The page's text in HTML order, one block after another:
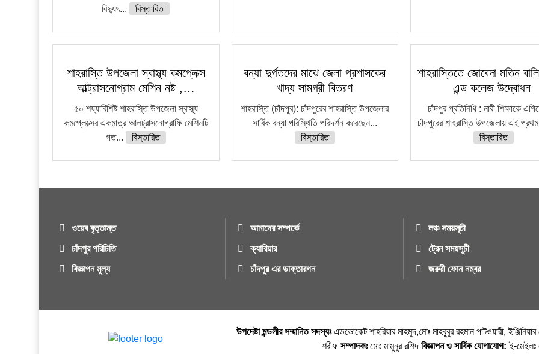
বিদ্যুৎ...
বিস্তারিত
শাহরাস্তি উপজেলা স্বাস্থ্য কমপ্লেক্স
আল্ট্রাসনোগ্রাম মেশিন নষ্ট ,…
৫০ শয্যাবিশিষ্ট শাহরাস্তি উপজেলা স্বাস্থ্য
কমপ্লেক্সের একমাত্র আলট্রাসনোগ্রাফি মেশিনটি
গত...
বিস্তারিত
বন্যা দুর্গতদের মাঝে জেলা প্রশাসকের
খাদ্য সামগ্রী বিতরণ
শাহরাস্তি (চাঁদপুর): চাঁদপুরের শাহরাস্তি উপজেলার
সার্বিক বন্যা পরিস্থিতি পরিদর্শন করেছেন...
বিস্তারিত
শাহরাস্তিতে জোবেদা মতিন
এন্ড কলেজ উদ্বোধন
চাঁদপুর প্রতিনিধি : নারী শিক্ষাকে
চাঁদপুরের শাহরাস্তি উপজেলায় এই
বিস্তারিত
ওয়েব বৃত্তান্ত
চাঁদপুর পরিচিতি
বিজ্ঞাপন মুল্য
আমাদের সম্পর্কে
ক্যারিয়ার
চাঁদপুর এর ডাক্তারগন
লঞ্চ সময়সূচী
ট্রেন সময়সূচী
জরুরী ফোন নম্বর
উপদেষ্টা মন্ডলীর সম্মানিত সদস্যঃএডভোকেট শাহরিয়ার মাহমুদ,মোঃ মাহবুবুর রহমান পাটওয়ারী,
শরীফ সম্পাদকঃমোঃ মামুনুর রশিদ বিজ্ঞাপন ও সার্বিক যোগাযোগ: ই-